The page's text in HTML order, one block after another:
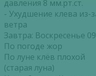
давления 8 мм.рт.ст.
- Ухудшение клева из-
ветра
Завтра: Воскресенье
По погоде жор
По луне клёв плохой
(старая луна)